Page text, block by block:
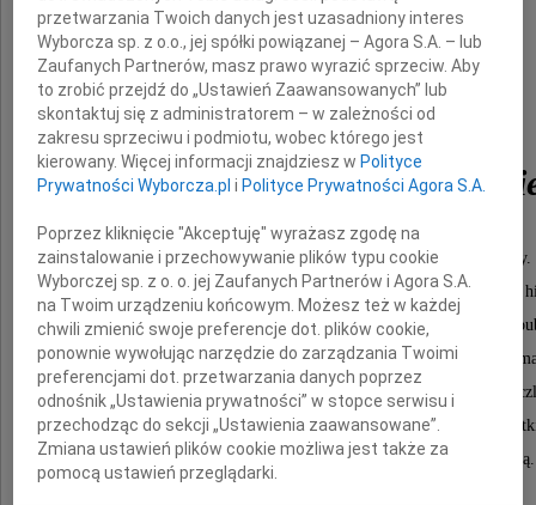
Elżbiety
Piwockiej-
przez wiele lat związanej z Muzeum Warszawy.
Była kuratorką zbiorów rzemiosła artystycznego i pamiątek
współtwórczynią kolekcji muzeum, autorką wystaw i
Żegnamy wspaniałą znawczynię warszawskiej kultury
i niezwykłego człowieka, którego wiedza, pasja i
wobec świata były nieustanną inspiracją dla
którzy mieli zaszczyt i radość współpracy z Nią.
przetwarzania Twoich danych jest uzasadniony interes
Wyborcza sp. z o.o., jej spółki powiązanej – Agora S.A. – lub
Zaufanych Partnerów, masz prawo wyrazić sprzeciw. Aby
to zrobić przejdź do „Ustawień Zaawansowanych” lub
skontaktuj się z administratorem – w zależności od
zakresu sprzeciwu i podmiotu, wobec którego jest
kierowany. Więcej informacji znajdziesz w Polityce
Prywatności Wyborcza.pl i Polityce Prywatności Agora S.A.
Poprzez kliknięcie "Akceptuję" wyrażasz zgodę na
zainstalowanie i przechowywanie plików typu cookie
Wyborczej sp. z o. o. jej Zaufanych Partnerów i Agora S.A.
na Twoim urządzeniu końcowym. Możesz też w każdej
chwili zmienić swoje preferencje dot. plików cookie,
ponownie wywołując narzędzie do zarządzania Twoimi
preferencjami dot. przetwarzania danych poprzez
odnośnik „Ustawienia prywatności” w stopce serwisu i
przechodząc do sekcji „Ustawienia zaawansowane”.
Zmiana ustawień plików cookie możliwa jest także za
pomocą ustawień przeglądarki.